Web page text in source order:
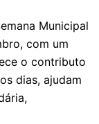
Municipal
com um
o contributo
dias, ajudam